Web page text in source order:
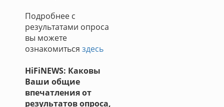
Подробнее с
результатами опроса
вы можете
ознакомиться здесь
HiFiNEWS: Каковы
Ваши общие
впечатления от
результатов опроса,